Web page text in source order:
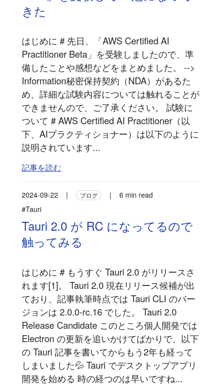
きた
はじめに # 先日、「AWS Certified AI
Practitioner Beta」を受験しましたので、準
備したことや感想などをまとめました。 -->
Information秘密保持契約（NDA）があるた
め、詳細な試験内容については触れることが
できませんので、ご了承ください。 試験に
ついて # AWS Certified AI Practitioner（以
下、AIプラクティショナー）は以下のように
説明されています...
記事を読む
2024-09-22 | ブログ |
6 min read
#Tauri
Tauri 2.0 が RC になってるので
触ってみる
はじめに # もうすぐ Tauri 2.0 がリリースさ
れます[1]。 Tauri 2.0 現在リリース候補が出
ており、記事執筆時点では Tauri CLI のバー
ジョンは 2.0.0-rc.16 でした。 Tauri 2.0
Release Candidate このところ個人開発では
Electron の更新を追いかけてばかりで、以下
の Tauri 記事を書いてからもう2年も経って
しまいました💦 Tauri でデスクトップアプリ
開発を始める 時の経つのは早いですね...